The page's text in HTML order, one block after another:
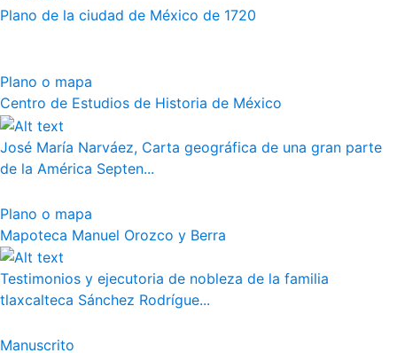
Plano de la ciudad de México de 1720
Plano o mapa
Centro de Estudios de Historia de México
José María Narváez, Carta geográfica de una gran parte
de la América Septen...
Plano o mapa
Mapoteca Manuel Orozco y Berra
Testimonios y ejecutoria de nobleza de la familia
tlaxcalteca Sánchez Rodrígue...
Manuscrito